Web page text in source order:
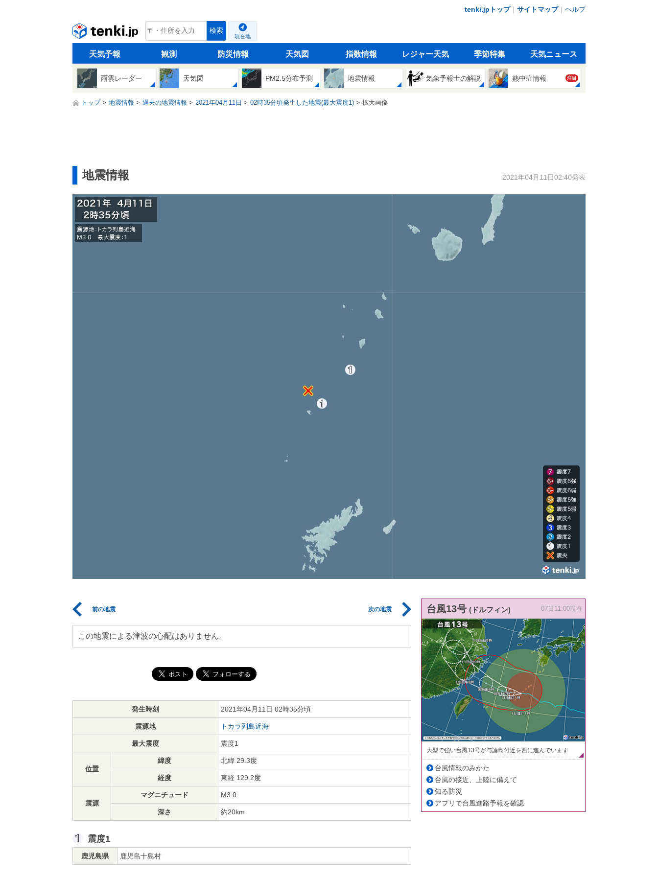
tenki.jpトップ｜ サイトマップ｜ ヘルプ
tenki.jp 検索
現在地
天気予報 観測 防災情報 天気図 指数情報 レジャー天気 季節特集 天気ニュース
雨雲レーダー 天気図 PM2.5分布予測 地震情報 気象予報士の解説 熱中症情報 注目
トップ 地震情報 過去の地震情報 2021年04月11日 02時35分頃発生した地震(最大震度1) 拡大画像
地震情報 2021年04月11日02:40発表
前の地震 次の地震
この地震による津波の心配はありません。
発生時刻 2021年04月11日 02時35分頃
震源地 トカラ列島近海
最大震度 震度1
位置
緯度 北緯 29.3度
経度 東経 129.2度
震源
マグニチュード M3.0
深さ 約20km
震度1
鹿児島県 鹿児島十島村
台風13号 (ドルフィン) 07日11:00現在
大型で強い台風13号が与論島付近を西に進んでいます
台風情報のみかた
台風の接近、上陸に備えて
知る防災
アプリで台風進路予報を確認